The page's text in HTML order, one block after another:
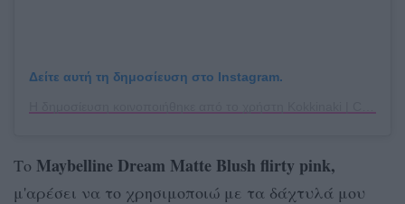
Δείτε αυτή τη δημοσίευση στο Instagram.
Το Maybelline Dream Matte Blush flirty pink,
μ'αρέσει να το χρησιμοποιώ με τα δάχτυλά μου